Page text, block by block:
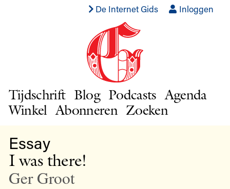
De Internet Gids Inloggen
Tijdschrift Blog Podcasts Agenda
Winkel Abonneren Zoeken
Essay
I was there!
Ger Groot